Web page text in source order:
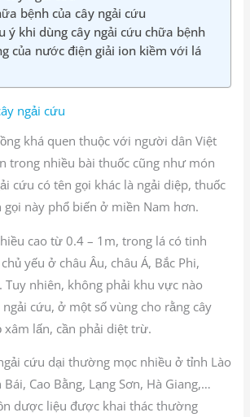
bệnh của cây ngải cứu
ý khi dùng cây ngải cứu chữa bệnh
của nước điện giải ion kiềm với lá
ngải cứu
khá quen thuộc với người dân Việt
trong nhiều bài thuốc cũng như món
cứu có tên gọi khác là ngải diệp, thuốc
này phổ biến ở miền Nam hơn.
cao từ 0.4 – 1m, trong lá có tinh
yếu ở châu Âu, châu Á, Bắc Phi,
Tuy nhiên, không phải khu vực nào
cứu, ở một số vùng cho rằng cây
xâm lấn, cần phải diệt trừ.
cứu dại thường mọc nhiều ở tỉnh Lào
Bái, Cao Bằng, Lạng Sơn, Hà Giang,…
dược liệu được khai thác thường